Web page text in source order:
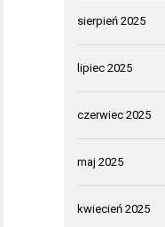
sierpień 2025
lipiec 2025
czerwiec 2025
maj 2025
kwiecień 2025